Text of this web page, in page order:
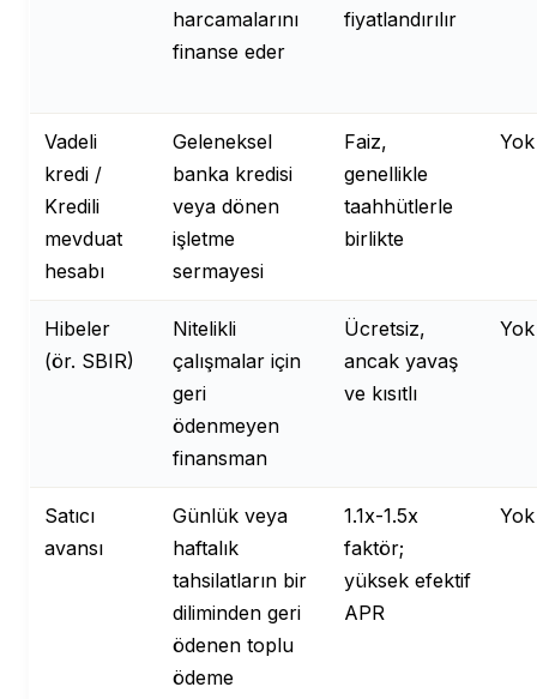
harcamalarını
finanse eder
fiyatlandırılır
Vadeli
kredi /
Kredili
mevduat
hesabı
Geleneksel
banka kredisi
veya dönen
işletme
sermayesi
Faiz,
genellikle
taahhütlerle
birlikte
Yok
Hibeler
(ör. SBIR)
Nitelikli
çalışmalar için
geri
ödenmeyen
finansman
Ücretsiz,
ancak yavaş
ve kısıtlı
Yok
Satıcı
avansı
Günlük veya
haftalık
tahsilatların bir
diliminden geri
ödenen toplu
ödeme
1.1x-1.5x
faktör;
yüksek efektif
APR
Yok